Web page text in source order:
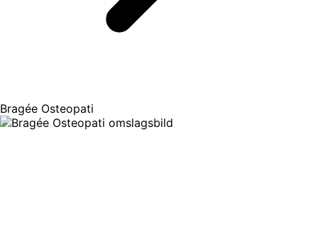
Bragée Osteopati